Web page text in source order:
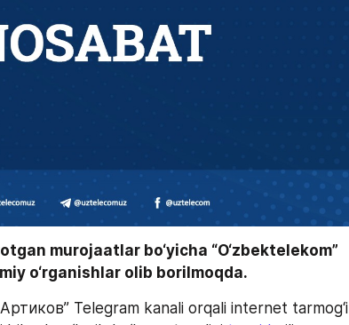
murojaatlar bo‘yicha “O‘zbektelekom”
o‘rganishlar olib borilmoqda.
Telegram kanali orqali internet tarmog‘i